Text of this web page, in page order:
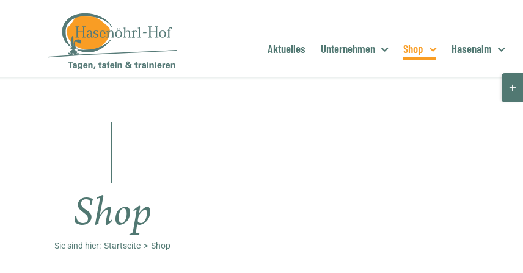
Aktuelles Unternehmen Shop Hasenalm
Shop
Sie sind hier: Startseite Shop